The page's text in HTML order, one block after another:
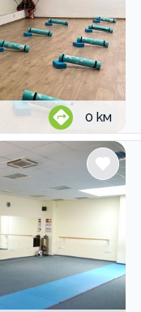
0 км
Dance House